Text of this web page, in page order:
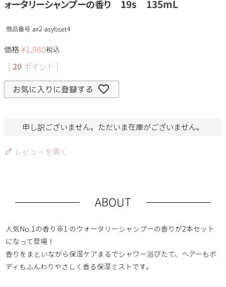
ォータリーシャンプーの香り 19s 135mL
商品番号 ax2-asybset4
価格 ¥1,980税込
20 ポイント ]
お気に入りに登録する
申し訳ございません。ただいま在庫がございません。
レビューを書く
ABOUT
人気No.1の香り※1 のウォータリーシャンプーの香りが2本セット
になって登場！
香りをまといながら保湿ケアまるでシャワー浴びたて、ヘアーもボ
ディもふんわりやさしく香る保湿ミストです。